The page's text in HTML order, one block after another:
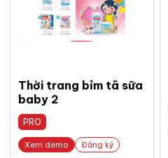
Thời trang bỉm tã sữa
baby 2
PRO
Xem demo Đăng ký